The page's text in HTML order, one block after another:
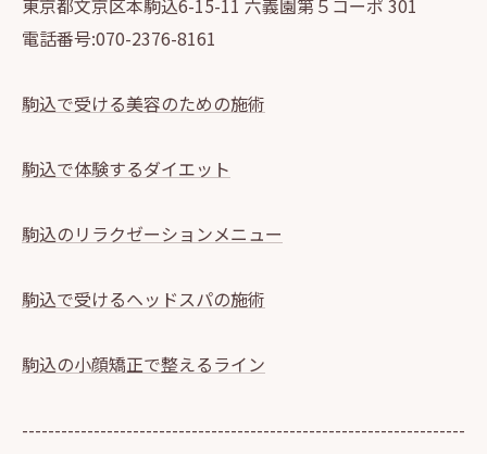
東京都文京区本駒込6-15-11 六義園第５コーポ 301
電話番号:070-2376-8161
駒込で受ける美容のための施術
駒込で体験するダイエット
駒込のリラクゼーションメニュー
駒込で受けるヘッドスパの施術
駒込の小顔矯正で整えるライン
--------------------------------------------------------------------